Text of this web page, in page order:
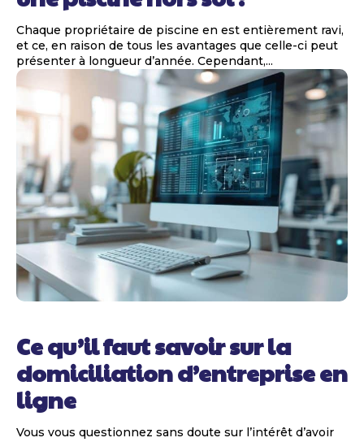
Chaque propriétaire de piscine en est entièrement ravi,
et ce, en raison de tous les avantages que celle-ci peut
présenter à longueur d’année. Cependant,...
Ce qu’il faut savoir sur la
domiciliation d’entreprise en
ligne
Vous vous questionnez sans doute sur l’intérêt d’avoir